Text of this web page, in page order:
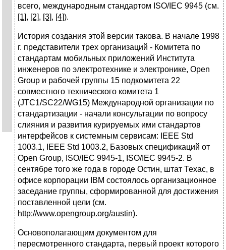
всего, международным стандартом ISO/IEC 9945 (см.
[1], [2], [3], [4]).
История создания этой версии такова. В начале 1998
г. представители трех организаций - Комитета по
стандартам мобильных приложений Института
инженеров по электротехнике и электронике, Open
Group и рабочей группы 15 подкомитета 22
совместного технического комитета 1
(JTC1/SC22/WG15) Международной организации по
стандартизации - начали консультации по вопросу
слияния и развития курируемых ими стандартов
интерфейсов к системным сервисам: IEEE Std
1003.1, IEEE Std 1003.2, Базовых спецификаций от
Open Group, ISO/IEC 9945-1, ISO/IEC 9945-2. В
сентябре того же года в городе Остин, штат Техас, в
офисе корпорации IBM состоялось организационное
заседание группы, сформированной для достижения
поставленной цели (см.
http://www.opengroup.org/austin).
Основополагающим документом для
пересмотренного стандарта, первый проект которого